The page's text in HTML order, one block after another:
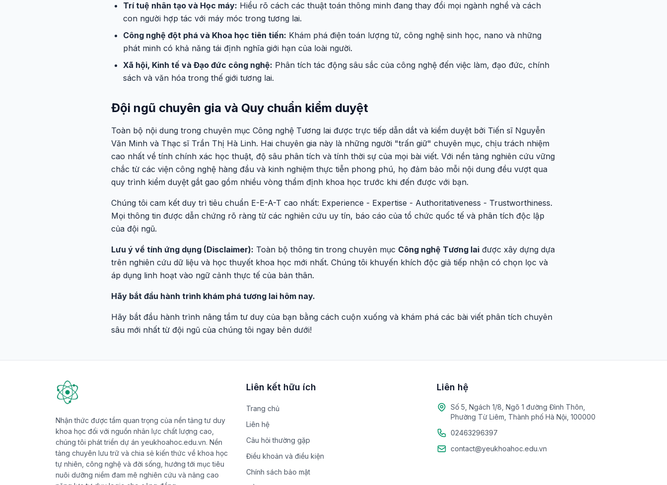
Trí tuệ nhân tạo và Học máy: Hiểu rõ cách các thuật toán thông minh đang thay đổi mọi ngành nghề và cách
con người hợp tác với máy móc trong tương lai.
Công nghệ đột phá và Khoa học tiên tiến: Khám phá điện toán lượng tử, công nghệ sinh học, nano và những
phát minh có khả năng tái định nghĩa giới hạn của loài người.
Xã hội, Kinh tế và Đạo đức công nghệ: Phân tích tác động sâu sắc của công nghệ đến việc làm, đạo đức, chính
sách và văn hóa trong thế giới tương lai.
Đội ngũ chuyên gia và Quy chuẩn kiểm duyệt
Toàn bộ nội dung trong chuyên mục Công nghệ Tương lai được trực tiếp dẫn dắt và kiểm duyệt bởi Tiến sĩ Nguyễn
Văn Minh và Thạc sĩ Trần Thị Hà Linh. Hai chuyên gia này là những người "trấn giữ" chuyên mục, chịu trách nhiệm
cao nhất về tính chính xác học thuật, độ sâu phân tích và tính thời sự của mọi bài viết. Với nền tảng nghiên cứu vững
chắc từ các viện công nghệ hàng đầu và kinh nghiệm thực tiễn phong phú, họ đảm bảo mỗi nội dung đều vượt qua
quy trình kiểm duyệt gắt gao gồm nhiều vòng thẩm định khoa học trước khi đến được với bạn.
Chúng tôi cam kết duy trì tiêu chuẩn E-E-A-T cao nhất: Experience - Expertise - Authoritativeness - Trustworthiness.
Mọi thông tin được dẫn chứng rõ ràng từ các nghiên cứu uy tín, báo cáo của tổ chức quốc tế và phân tích độc lập
của đội ngũ.
Lưu ý về tính ứng dụng (Disclaimer): Toàn bộ thông tin trong chuyên mục Công nghệ Tương lai được xây dựng dựa
trên nghiên cứu dữ liệu và học thuyết khoa học mới nhất. Chúng tôi khuyến khích độc giả tiếp nhận có chọn lọc và
áp dụng linh hoạt vào ngữ cảnh thực tế của bản thân.
Hãy bắt đầu hành trình khám phá tương lai hôm nay.
Hãy bắt đầu hành trình nâng tầm tư duy của bạn bằng cách cuộn xuống và khám phá các bài viết phân tích chuyên
sâu mới nhất từ đội ngũ của chúng tôi ngay bên dưới!
Nhận thức được tầm quan trọng của nền tảng tư duy
khoa học đối với nguồn nhân lực chất lượng cao,
chúng tôi phát triển dự án yeukhoahoc.edu.vn. Nền
tảng chuyên lưu trữ và chia sẻ kiến thức về khoa học
tự nhiên, công nghệ và đời sống, hướng tới mục tiêu
nuôi dưỡng niềm đam mê nghiên cứu và nâng cao
Liên kết hữu ích
Trang chủ
Liên hệ
Câu hỏi thường gặp
Điều khoản và điều kiện
Chính sách bảo mật
Liên hệ
Số 5, Ngách 1/8, Ngõ 1 đường Đình Thôn,
Phường Từ Liêm, Thành phố Hà Nội, 100000
02463296397
contact@yeukhoahoc.edu.vn